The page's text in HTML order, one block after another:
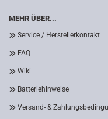
MEHR ÜBER...
Service / Herstellerkontakt
FAQ
Wiki
Batteriehinweise
Versand- &